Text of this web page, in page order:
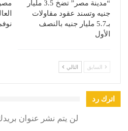
“مدينة مصر” تضخ 3.5 مليار
جنيه وتسند عقود مقاولات
بـ5.7 مليار جنيه بالنصف
الأول
السابق التالي
اترك رد
لن يتم نشر عنوان